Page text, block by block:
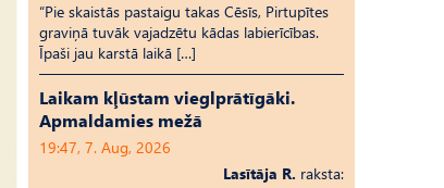
“Pie skaistās pastaigu takas Cēsīs, Pirtupītes
graviņā tuvāk vajadzētu kādas labierīcības.
Īpaši jau karstā laikā […]
Laikam kļūstam vieglprātīgāki.
Apmaldamies mežā
19:47, 7. Aug, 2026
Lasītāja R. raksta: